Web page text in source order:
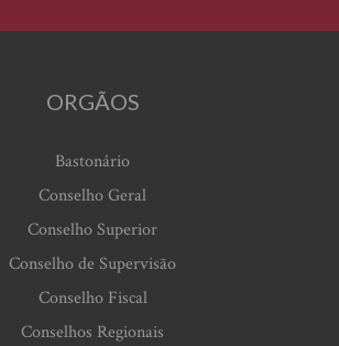
ORGÃOS
Bastonário
Conselho Geral
Conselho Superior
Conselho de Supervisão
Conselho Fiscal
Conselhos Regionais